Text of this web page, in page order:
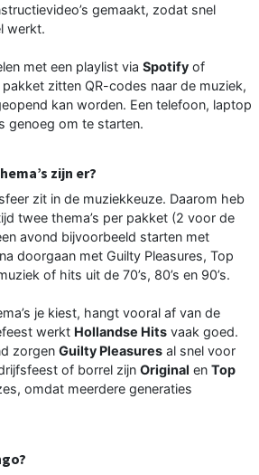
gemaakt, zodat snel
werkt.
met een playlist via Spotify of
pakket zitten QR-codes naar de muziek,
kan worden. Een telefoon, laptop
genoeg om te starten.
zijn er?
zit in de muziekkeuze. Daarom heb
twee thema’s per pakket (2 voor de
avond bijvoorbeeld starten met
doorgaan met Guilty Pleasures, Top
of hits uit de 70’s, 80’s en 90’s.
je kiest, hangt vooral af van de
werkt Hollandse Hits vaak goed.
zorgen Guilty Pleasures al snel voor
of borrel zijn Original en Top
omdat meerdere generaties